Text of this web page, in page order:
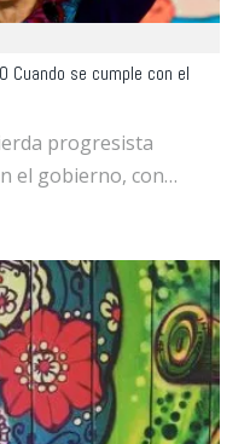
Cuando se cumple con el
progresista
el gobierno, con…